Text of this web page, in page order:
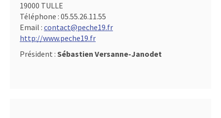
19000 TULLE
Téléphone : 05.55.26.11.55
Email : contact@peche19.fr
http://www.peche19.fr
Président : Sébastien Versanne-Janodet